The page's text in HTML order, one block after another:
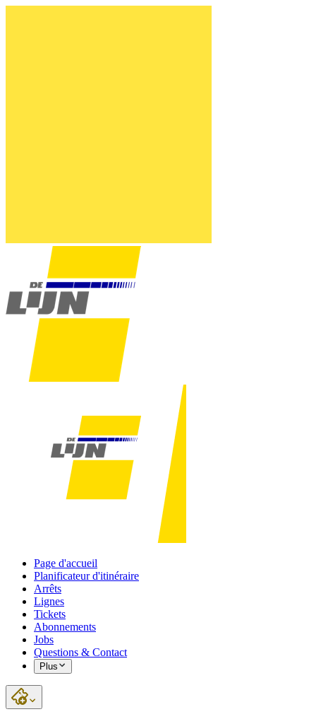
Page d'accueil
Planificateur d'itinéraire
Arrêts
Lignes
Tickets
Abonnements
Jobs
Questions & Contact
Plus